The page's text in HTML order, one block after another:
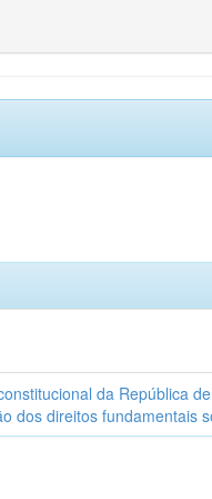
da República
dos direitos fundamentais